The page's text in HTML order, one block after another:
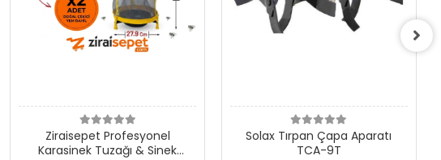
Ziraisepet Profesyonel
Karasinek Tuzağı & Sinek
Solax Tırpan Çapa Aparatı
TCA-9T